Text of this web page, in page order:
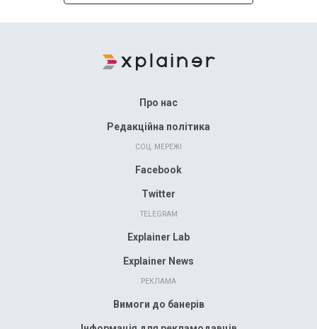
Про нас
Редакційна політика
СОЦ. МЕРЕЖІ
Facebook
Twitter
TELEGRAM
Explainer Lab
Explainer News
РЕКЛАМА
Вимоги до банерів